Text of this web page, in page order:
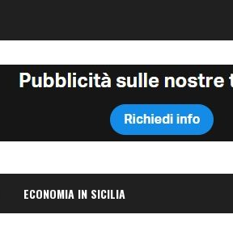
ECONOMIA IN SICILIA